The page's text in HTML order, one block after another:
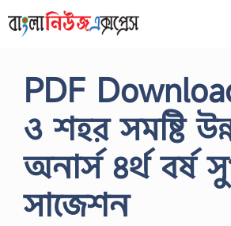
to
PDF
ও শহর সমষ্টি
অনার্স ৪র্থ বর্ষ
সাজেশন